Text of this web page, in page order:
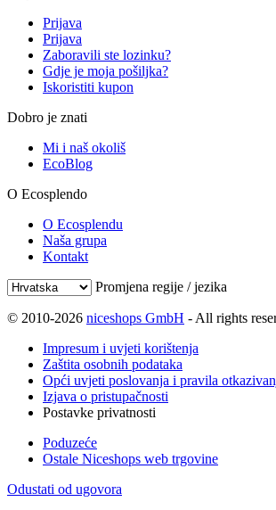
Prijava
Prijava
Zaboravili ste lozinku?
Gdje je moja pošiljka?
Iskoristiti kupon
Dobro je znati
Mi i naš okoliš
EcoBlog
O Ecosplendo
O Ecosplendu
Naša grupa
Kontakt
Promjena regije / jezika
© 2010-2026 niceshops GmbH - All rights
Impresum i uvjeti korištenja
Zaštita osobnih podataka
Opći uvjeti poslovanja i pravila
Izjava o pristupačnosti
Postavke privatnosti
Poduzeće
Ostale Niceshops web trgovine
Odustati od ugovora